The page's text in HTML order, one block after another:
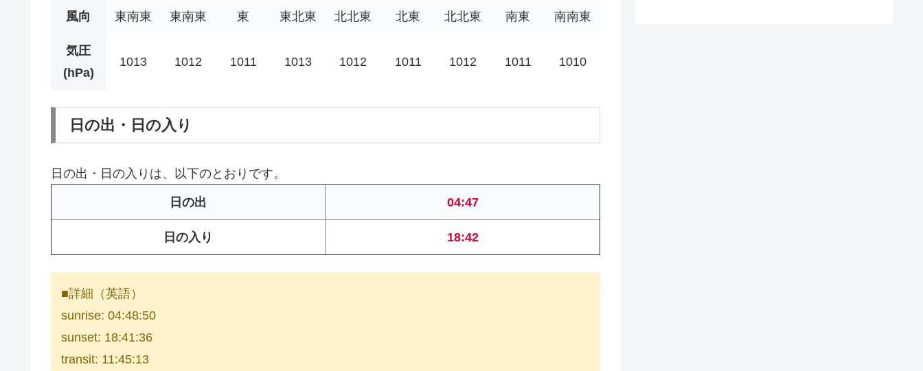
風向 東南東 東南東 東 東北東 北北東 北東 北北東 南東 南南東
気圧
(hPa)
1013 1012 1011 1013 1012 1011 1012 1011 1010
日の出・日の入り
日の出・日の入りは、以下のとおりです。
日の出 04:47
日の入り 18:42
■詳細（英語）
sunrise: 04:48:50
sunset: 18:41:36
transit: 11:45:13